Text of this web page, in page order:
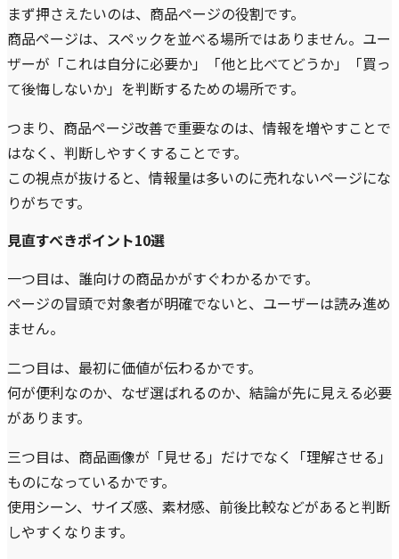
まず押さえたいのは、商品ページの役割です。
商品ページは、スペックを並べる場所ではありません。ユー
ザーが「これは自分に必要か」「他と比べてどうか」「買っ
て後悔しないか」を判断するための場所です。
つまり、商品ページ改善で重要なのは、情報を増やすことで
はなく、判断しやすくすることです。
この視点が抜けると、情報量は多いのに売れないページにな
りがちです。
見直すべきポイント10選
一つ目は、誰向けの商品かがすぐわかるかです。
ページの冒頭で対象者が明確でないと、ユーザーは読み進め
ません。
二つ目は、最初に価値が伝わるかです。
何が便利なのか、なぜ選ばれるのか、結論が先に見える必要
があります。
三つ目は、商品画像が「見せる」だけでなく「理解させる」
ものになっているかです。
使用シーン、サイズ感、素材感、前後比較などがあると判断
しやすくなります。